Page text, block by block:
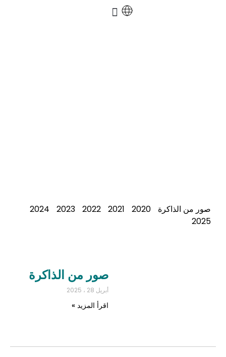
صور من الذاكرة 2020
2021
2022
2023
2024
2025
صور من الذاكرة
أبريل 28 ، 2025
اقرأ المزيد »